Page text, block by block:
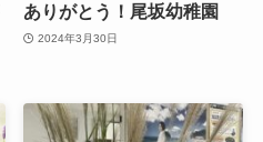
ありがとう！尾坂幼稚園
2024年3月30日